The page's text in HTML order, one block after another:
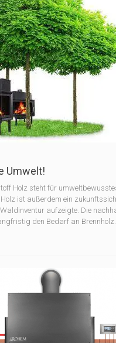
Umwelt!
Holz steht für
ist außerdem ein
aufzeigte. Die
den Bedarf an Brennholz.